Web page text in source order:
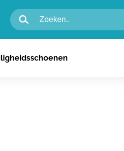
voor dames